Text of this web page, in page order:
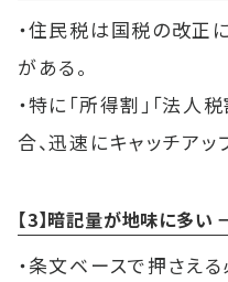
・住民税は国税の改正
がある。
・特に「所得割」「法人
合、迅速にキャッチアッ
【3】暗記量が地味に多
・条文ベースで押さえ